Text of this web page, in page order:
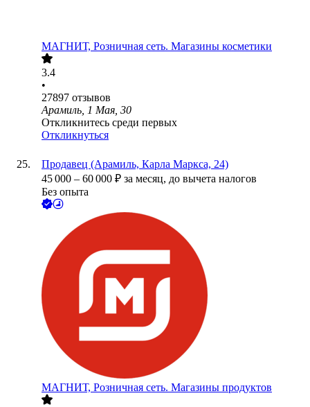
МАГНИТ, Розничная сеть. Магазины косметики
3.4
•
27897 отзывов
Арамиль, 1 Мая, 30
Откликнитесь среди первых
Откликнуться
Продавец (Арамиль, Карла Маркса, 24)
45 000 – 60 000 ₽ за месяц, до вычета налогов
Без опыта
МАГНИТ, Розничная сеть. Магазины продуктов